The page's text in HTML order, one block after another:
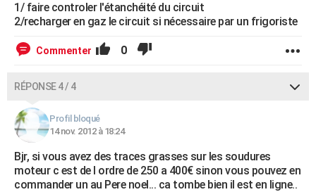
1/ faire controler l'étanchéité du circuit
2/recharger en gaz le circuit si nécessaire par un frigoriste
Commenter 0
RÉPONSE 4 / 4
Profil bloqué
14 nov. 2012 à 18:24
Bjr, si vous avez des traces grasses sur les soudures
moteur c est de l ordre de 250 a 400€ sinon vous pouvez en
commander un au Pere noel... ca tombe bien il est en ligne..